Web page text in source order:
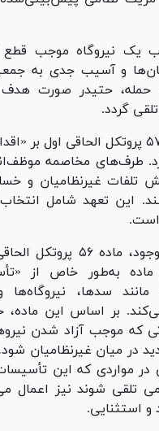
یک نیروگاه موجب
و آسیب جدی به
حتیدر صورت هدف
گردد.
علاوه بر این، ماده ۵۷ پروتکل الحاقی
طرف‌های مخاصمه
تلفات غیرنظامیان و
این تعهد شامل
است.
در میان مقررات موجود،
ماده به‌طور خاص از
سدها، نیروگاه‌ها
بر اساس این ماده،
که موجب آزاد شدن
در میان غیرنظامیان
در مواردی که این
تلقی شوند نیز اعمال
و استثنایی.